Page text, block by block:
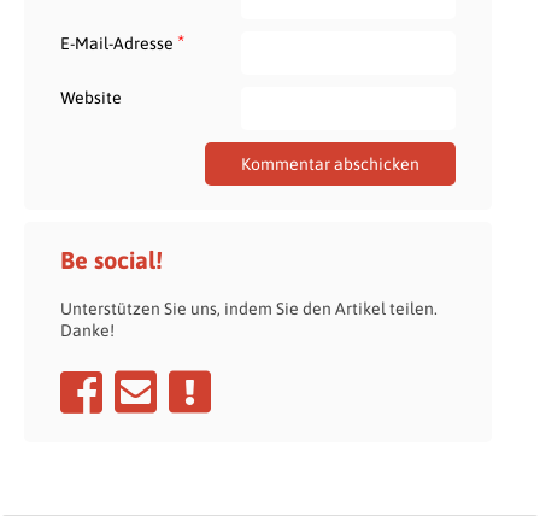
E-Mail-Adresse *
Website
Be social!
Unterstützen Sie uns, indem Sie den Artikel teilen.
Danke!